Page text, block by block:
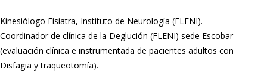
Kinesiólogo Fisiatra, Instituto de Neurología (FLENI).
Coordinador de clínica de la Deglución (FLENI) sede Escobar
(evaluación clínica e instrumentada de pacientes adultos con
Disfagia y traqueotomía).